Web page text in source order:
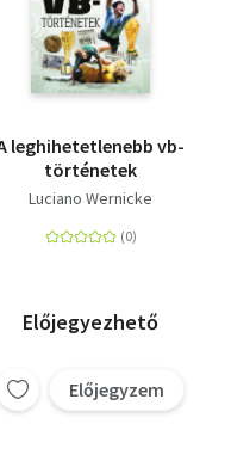
leghihetetlenebb vb-
történetek
Luciano Wernicke
Előjegyezhető
Előjegyzem